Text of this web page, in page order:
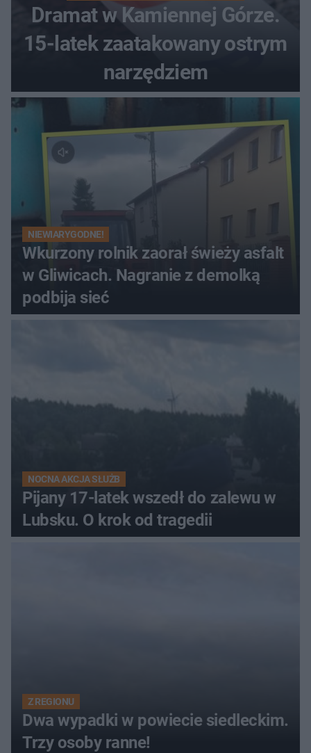
Dramat w Kamiennej Górze.
15-latek zaatakowany ostrym
narzędziem
NIEWIARYGODNE!
Wkurzony rolnik zaorał świeży asfalt
w Gliwicach. Nagranie z demolką
podbija sieć
NOCNA AKCJA SŁUŻB
Pijany 17-latek wszedł do zalewu w
Lubsku. O krok od tragedii
Z REGIONU
Dwa wypadki w powiecie siedleckim.
Trzy osoby ranne!